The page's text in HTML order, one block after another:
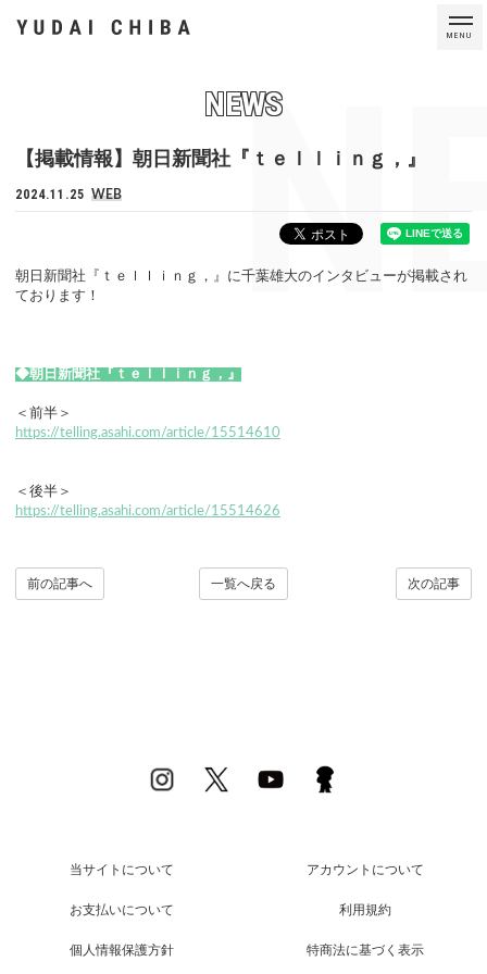
MENU
NEWS
【掲載情報】朝日新聞社『ｔｅｌｌｉｎｇ，』
2024.11.25 WEB
朝日新聞社『ｔｅｌｌｉｎｇ，』に千葉雄大のインタビューが掲載され
ております！
◆朝日新聞社『ｔｅｌｌｉｎｇ，』
＜前半＞
https://telling.asahi.com/article/15514610
＜後半＞
https://telling.asahi.com/article/15514626
次の記事
一覧へ戻る
前の記事へ
当サイトについて アカウントについて
お支払いについて 利用規約
個人情報保護方針 特商法に基づく表示